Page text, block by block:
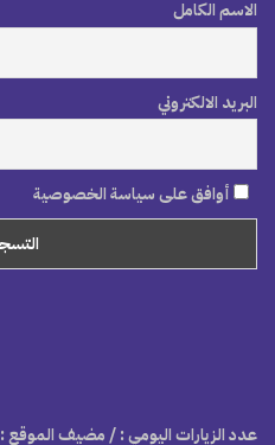
الاسم الكامل
البريد الالكتروني
أوافق على سياسة الخصوصية
عدد الزيارات اليومي :/ مضيف الموقع : Hostinger